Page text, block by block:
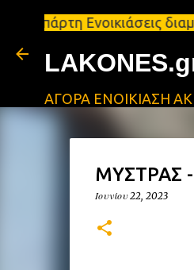
ΑΓΟΡΑ ΕΝΟΙΚΙΑΣΗ
ΜΥΣΤΡΑΣ -
Ιουνίου 22, 2023